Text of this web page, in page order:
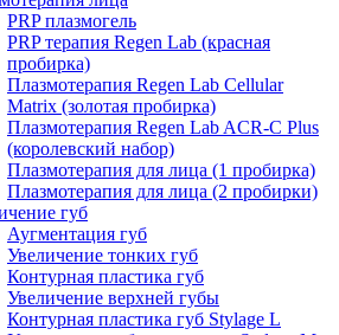
PRP плазмогель
PRP терапия Regen Lab (красная
пробирка)
Плазмотерапия Regen Lab Cellular
Matrix (золотая пробирка)
Плазмотерапия Regen Lab ACR-C Plus
(королевский набор)
Плазмотерапия для лица (1 пробирка)
Плазмотерапия для лица (2 пробирки)
губ
Аугментация губ
Увеличение тонких губ
Контурная пластика губ
Увеличение верхней губы
Контурная пластика губ Stylage L